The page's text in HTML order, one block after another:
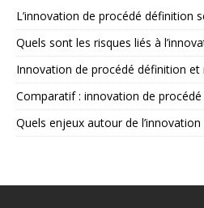
L’innovation de procédé définition
Quels sont les risques liés à
Innovation de procédé définition et
Comparatif : innovation de
Quels enjeux autour de